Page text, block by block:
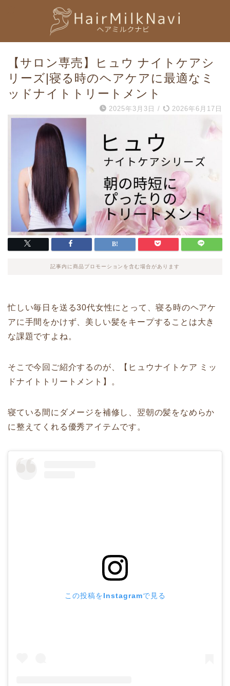
【サロン専売】ヒュウ ナイトケアシ
リーズ|寝る時のヘアケアに最適なミ
ッドナイトトリートメント
2025年3月3日 / 2026年6月17日
記事内に商品プロモーションを含む場合があります
忙しい毎日を送る30代女性にとって、寝る時のヘアケ
アに手間をかけず、美しい髪をキープすることは大き
な課題ですよね。
そこで今回ご紹介するのが、【ヒュウナイトケア ミッ
ドナイトトリートメント】。
寝ている間にダメージを補修し、翌朝の髪をなめらか
に整えてくれる優秀アイテムです。
この投稿をInstagramで見る